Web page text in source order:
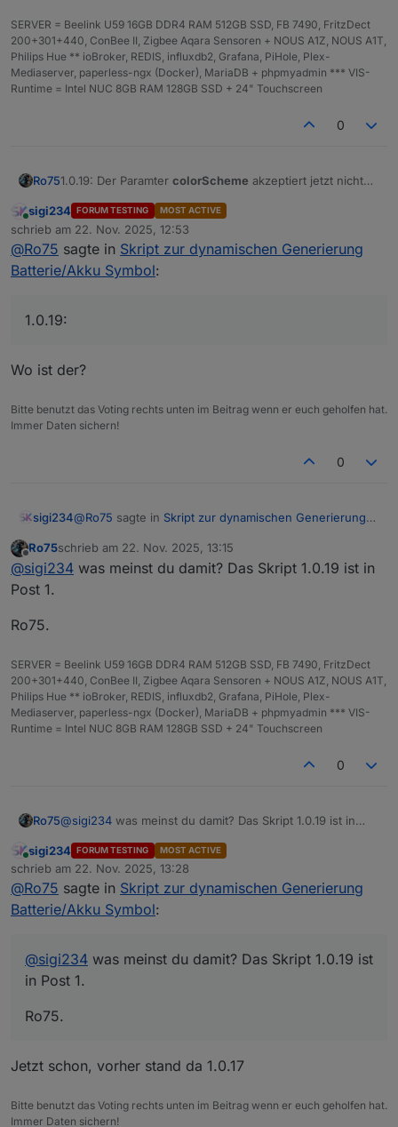
SERVER = Beelink U59 16GB DDR4 RAM 512GB SSD, FB 7490, FritzDect
200+301+440, ConBee II, Zigbee Aqara Sensoren + NOUS A1Z, NOUS A1T,
Philips Hue ** ioBroker, REDIS, influxdb2, Grafana, PiHole, Plex-
Mediaserver, paperless-ngx (Docker), MariaDB + phpmyadmin *** VIS-
Runtime = Intel NUC 8GB RAM 128GB SSD + 24" Touchscreen
0
Ro751.0.19: Der Paramter colorScheme akzeptiert jetzt nicht
kann jeder beliebige HEX, RGB oder RGBA Wert
Verwendung finden. Code, Archiv und Doku angepasst
in Post 1.
Ro75.
Online
sigi234 FORUM TESTING MOST ACTIVE
schrieb am 22. Nov. 2025, 12:53
zuletzt editiert von
@Ro75 sagte in Skript zur dynamischen Generierung
Batterie/Akku Symbol:
1.0.19:
Wo ist der?
Bitte benutzt das Voting rechts unten im Beitrag wenn er euch geholfen hat.
Immer Daten sichern!
0
sigi234@Ro75 sagte in Skript zur dynamischen Generierung
1.0.19:
Offline
Ro75schrieb am 22. Nov. 2025, 13:15
zuletzt editiert von
@sigi234 was meinst du damit? Das Skript 1.0.19 ist in
Post 1.
Ro75.
SERVER = Beelink U59 16GB DDR4 RAM 512GB SSD, FB 7490, FritzDect
200+301+440, ConBee II, Zigbee Aqara Sensoren + NOUS A1Z, NOUS A1T,
Philips Hue ** ioBroker, REDIS, influxdb2, Grafana, PiHole, Plex-
Mediaserver, paperless-ngx (Docker), MariaDB + phpmyadmin *** VIS-
Runtime = Intel NUC 8GB RAM 128GB SSD + 24" Touchscreen
0
Ro75@sigi234 was meinst du damit? Das Skript 1.0.19 ist in
Ro75.
Online
sigi234 FORUM TESTING MOST ACTIVE
schrieb am 22. Nov. 2025, 13:28
zuletzt editiert von
@Ro75 sagte in Skript zur dynamischen Generierung
Batterie/Akku Symbol:
@sigi234 was meinst du damit? Das Skript 1.0.19 ist
in Post 1.
Ro75.
Jetzt schon, vorher stand da 1.0.17
Bitte benutzt das Voting rechts unten im Beitrag wenn er euch geholfen hat.
Immer Daten sichern!